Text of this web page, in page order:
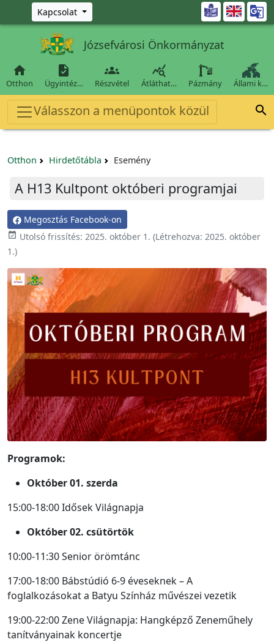
Ugrás a fő tartalomra
Kapcsolat 
Józsefvárosi Önkormányzat

Otthon

Ügyintéz…

Részvétel

Átláthat… Pázmány Állami k…
Válasszon a menüpontok közül 
Otthon Hirdetőtábla Esemény
A H13 Kultpont októberi programjai
Megosztás Facebook-on
 Utolsó frissítés: 2025. október 1. (Létrehozva: 2025. október
1.)
Programok:
Október 01. szerda
15:00-18:00 Idősek Világnapja
Október 02. csütörtök
10:00-11:30 Senior örömtánc
17:00-18:00 Bábstúdió 6-9 éveseknek – A
foglalkozásokat a Batyu Színház művészei vezetik
19:00-22:00 Zene Világnapja: Hangképző Zeneműhely
tanítványainak koncertje